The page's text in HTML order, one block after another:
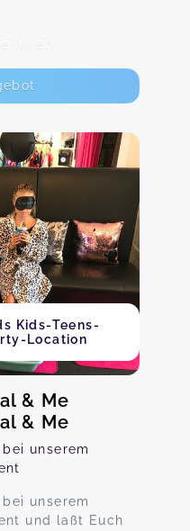
Kids-Teens-
Location
& Me
& Me
unserem
unserem
und laßt Euch